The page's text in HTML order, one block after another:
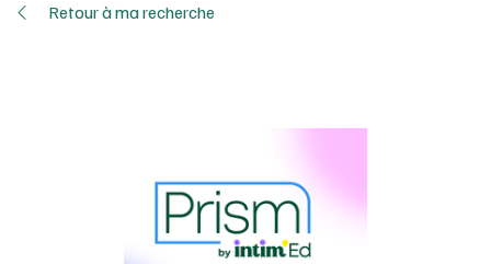
Retour à ma recherche